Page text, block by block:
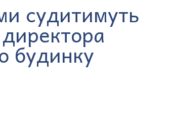
судитимуть
будинку